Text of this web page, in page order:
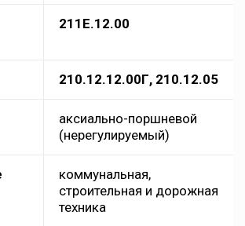
211Е.12.00
210.12.12.00Г, 210.12.05
аксиально-поршневой
(нерегулируемый)
коммунальная,
строительная и дорожная
техника